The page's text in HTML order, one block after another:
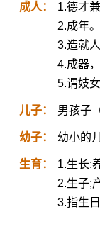
成人：
1.德才
2.成年。
3.造就人
4.成器，
5.谓妓
儿子： 男孩子
幼子： 幼小的
生育：
1.生长;
2.生子;
3.指生日